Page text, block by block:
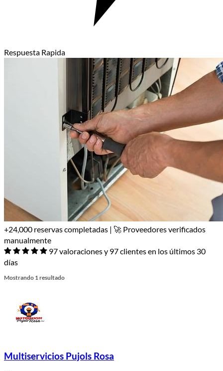
Respuesta Rapida
+24,000 reservas completadas | 🚀 Proveedores verificados
manualmente
97 valoraciones y 97 clientes en los últimos 30
días
Mostrando 1 resultado
Multiservicios Pujols Rosa